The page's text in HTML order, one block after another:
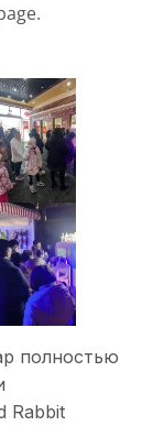
полностью
Rabbit